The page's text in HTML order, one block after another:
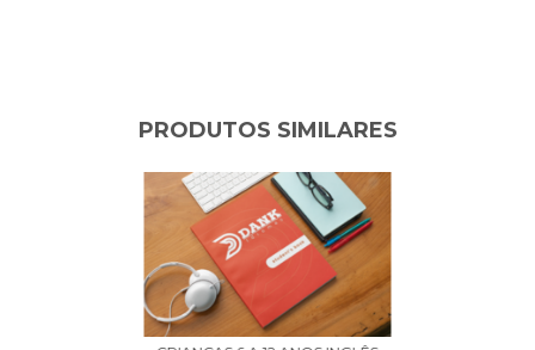
PRODUTOS SIMILARES